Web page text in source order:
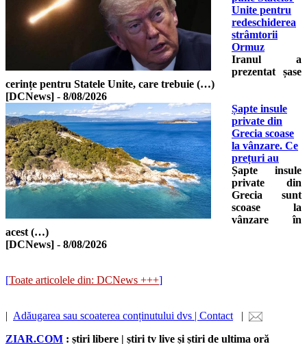
Unite pentru
redeschiderea
strâmtorii
Ormuz
Iranul a
prezentat șase
cerințe pentru Statele Unite, care trebuie (…)
[DCNews] - 8/08/2026
Șapte insule
private din
Grecia scoase
la vânzare. Ce
prețuri au
Șapte insule
private din
Grecia sunt
scoase la
vânzare în
acest (…)
[DCNews] - 8/08/2026
[Toate articolele din: DCNews +++]
| Adăugarea sau scoaterea conținutului dvs | Contact |
ZIAR.COM : știri libere | știri tv live și știri de ultima oră